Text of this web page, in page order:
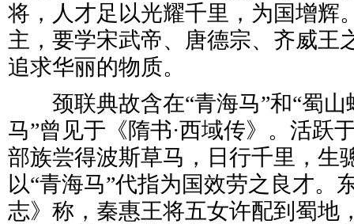
将，人才足以光耀千里，为国增辉
主，要学宋武帝、唐德宗、齐威王
追求华丽的物质。
颈联典故含在“青海马”和“蜀山
马”曾见于《隋书·西域传》。活跃
部族尝得波斯草马，日行千里，生
以“青海马”代指为国效劳之良才。
志》称，秦惠王将五女许配到蜀地